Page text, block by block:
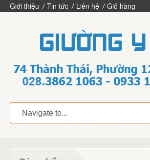
Giới thiệu Tin tức Liên hệ Giỏ hàng